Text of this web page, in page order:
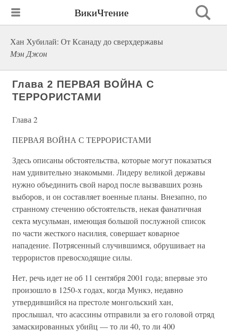
ВикиЧтение
Хан Хубилай: От Ксанаду до сверхдержавы
Мэн Джон
Глава 2 ПЕРВАЯ ВОЙНА С
ТЕРРОРИСТАМИ
Глава 2
ПЕРВАЯ ВОЙНА С ТЕРРОРИСТАМИ
Здесь описаны обстоятельства, которые могут показаться
нам удивительно знакомыми. Лидеру великой державы
нужно объединить свой народ после вызвавших рознь
выборов, и он составляет военные планы. Внезапно, по
странному стечению обстоятельств, некая фанатичная
секта мусульман, имеющая большой послужной список
по части жесткого насилия, совершает коварное
нападение. Потрясенный случившимся, обрушивает на
террористов превосходящие силы.
Нет, речь идет не об 11 сентября 2001 года; впервые это
произошло в 1250-х годах, когда Мункэ, недавно
утвердившийся на престоле монгольский хан,
прослышал, что асассины отправили за его головой отряд
замаскированных убийц — то ли 40, то ли 400